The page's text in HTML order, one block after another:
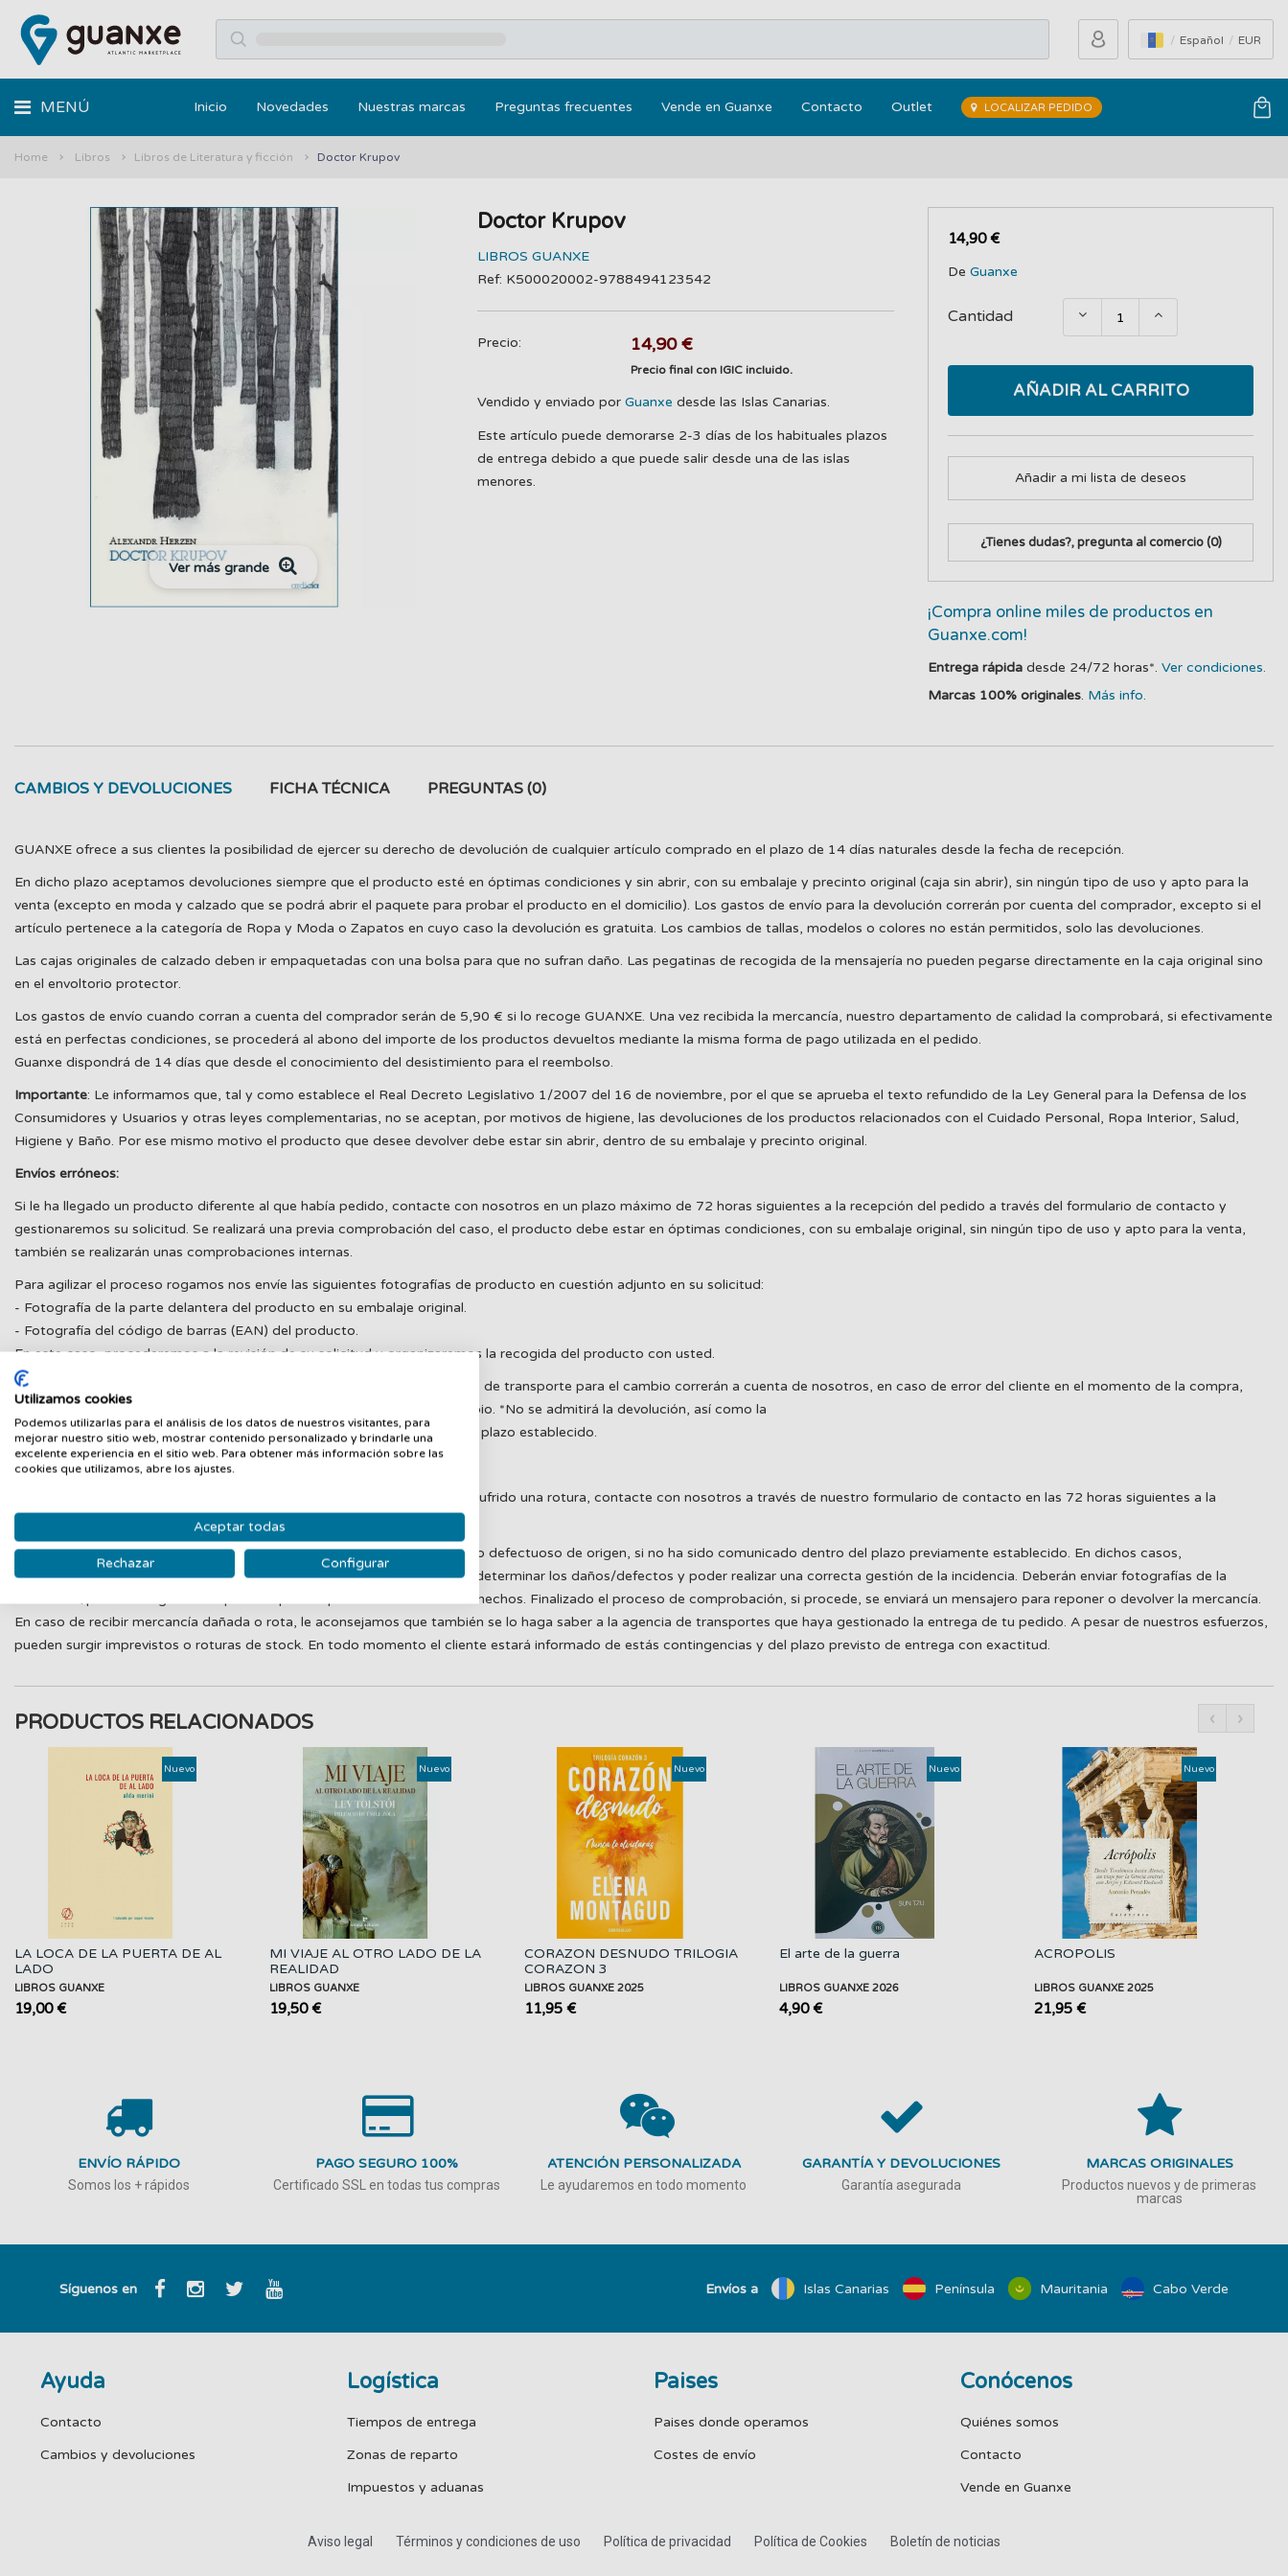
Español EUR
MENÚ Inicio Novedades Nuestras marcas Preguntas frecuentes Vende en Guanxe Contacto Outlet LOCALIZAR PEDIDO
Home Libros Libros de Literatura y ficción Doctor Krupov
Ver más grande
Doctor Krupov
LIBROS GUANXE
Ref: K500020002-9788494123542
Precio: 14,90 €
Precio final con IGIC incluido.
Vendido y enviado por Guanxe desde las Islas Canarias.
Este artículo puede demorarse 2-3 días de los habituales plazos
de entrega debido a que puede salir desde una de las islas
menores.
14,90 €
DeGuanxe
Cantidad
AÑADIR AL CARRITO
Añadir a mi lista de deseos
¿Tienes dudas?, pregunta al comercio(0)
¡Compra online miles de productos en
Guanxe.com!
Entrega rápida desde 24/72 horas*.Ver condiciones.
Marcas 100% originales. Más info.
CAMBIOS Y DEVOLUCIONES FICHA TÉCNICA PREGUNTAS (0)
GUANXE ofrece a sus clientes la posibilidad de ejercer su derecho de devolución de cualquier artículo comprado en el plazo de 14 días naturales desde la fecha de recepción.
En dicho plazo aceptamos devoluciones siempre que el producto esté en óptimas condiciones y sin abrir, con su embalaje y precinto original (caja sin abrir), sin ningún tipo de uso y apto para la
venta (excepto en moda y calzado que se podrá abrir el paquete para probar el producto en el domicilio). Los gastos de envío para la devolución correrán por cuenta del comprador, excepto si el
artículo pertenece a la categoría de Ropa y Moda o Zapatos en cuyo caso la devolución es gratuita. Los cambios de tallas, modelos o colores no están permitidos, solo las devoluciones.
Las cajas originales de calzado deben ir empaquetadas con una bolsa para que no sufran daño. Las pegatinas de recogida de la mensajería no pueden pegarse directamente en la caja original sino
en el envoltorio protector.
Los gastos de envío cuando corran a cuenta del comprador serán de 5,90 € si lo recoge GUANXE. Una vez recibida la mercancía, nuestro departamento de calidad la comprobará, si efectivamente
está en perfectas condiciones, se procederá al abono del importe de los productos devueltos mediante la misma forma de pago utilizada en el pedido.
Guanxe dispondrá de 14 días que desde el conocimiento del desistimiento para el reembolso.
Importante: Le informamos que, tal y como establece el Real Decreto Legislativo 1/2007 del 16 de noviembre, por el que se aprueba el texto refundido de la Ley General para la Defensa de los
Consumidores y Usuarios y otras leyes complementarias, no se aceptan, por motivos de higiene, las devoluciones de los productos relacionados con el Cuidado Personal, Ropa Interior, Salud,
Higiene y Baño. Por ese mismo motivo el producto que desee devolver debe estar sin abrir, dentro de su embalaje y precinto original.
Envíos erróneos:
Si le ha llegado un producto diferente al que había pedido, contacte con nosotros en un plazo máximo de 72 horas siguientes a la recepción del pedido a través del formulario de contacto y
gestionaremos su solicitud. Se realizará una previa comprobación del caso, el producto debe estar en óptimas condiciones, con su embalaje original, sin ningún tipo de uso y apto para la venta,
también se realizarán unas comprobaciones internas.
Para agilizar el proceso rogamos nos envíe las siguientes fotografías de producto en cuestión adjunto en su solicitud:
- Fotografía de la parte delantera del producto en su embalaje original.
- Fotografía del código de barras (EAN) del producto.
En este caso, procederemos a la revisión de su solicitud y organizaremos la recogida del producto con usted.
En caso de un error de GUANXE en la preparación del pedido, los gastos de transporte para el cambio correrán a cuenta de nosotros, en caso de error del cliente en el momento de la compra,
deberá abonar el cliente, el coste del servicio de transporte para el cambio. *No se admitirá la devolución, así como la
reclamación de un artículo faltante, si no ha sido comunicado dentro del plazo establecido.
Roturas o defectos de origen:
En el caso de que su pedido haya llegado defectuoso desde origen o a sufrido una rotura, contacte con nosotros a través de nuestro formulario de contacto en las 72 horas siguientes a la
recepción y gestionaremos su incidencia.
Importante: No se admitirá la devolución de un artículo dañado, así como defectuoso de origen, si no ha sido comunicado dentro del plazo previamente establecido. En dichos casos,
necesitaremos siempre una o varias pruebas del comprador para poder determinar los daños/defectos y poder realizar una correcta gestión de la incidencia. Deberán enviar fotografías de la
mercancía/pedido o alguna otra prueba que nos permita determinar los hechos. Finalizado el proceso de comprobación, si procede, se enviará un mensajero para reponer o devolver la mercancía.
En caso de recibir mercancía dañada o rota, le aconsejamos que también se lo haga saber a la agencia de transportes que haya gestionado la entrega de tu pedido. A pesar de nuestros esfuerzos,
pueden surgir imprevistos o roturas de stock. En todo momento el cliente estará informado de estás contingencias y del plazo previsto de entrega con exactitud.
PRODUCTOS RELACIONADOS ‹ ›
Nuevo
LA LOCA DE LA PUERTA DE AL
LADO
LIBROS GUANXE
19,00 €
Nuevo
MI VIAJE AL OTRO LADO DE LA
REALIDAD
LIBROS GUANXE
19,50 €
Nuevo
CORAZON DESNUDO TRILOGIA
CORAZON 3
LIBROS GUANXE 2025
11,95 €
Nuevo
El arte de la guerra
LIBROS GUANXE 2026
4,90 €
Nuevo
ACROPOLIS
LIBROS GUANXE 2025
21,95 €
ENVÍO RÁPIDO
Somos los + rápidos
PAGO SEGURO 100%
Certificado SSL en todas tus compras
ATENCIÓN PERSONALIZADA
Le ayudaremos en todo momento
GARANTÍA Y DEVOLUCIONES
Garantía asegurada
MARCAS ORIGINALES
Productos nuevos y de primeras
marcas
Síguenos en Envíos a Islas Canarias Península Mauritania Cabo Verde
Ayuda
Contacto
Cambios y devoluciones
Logística
Tiempos de entrega
Zonas de reparto
Impuestos y aduanas
Paises
Paises donde operamos
Costes de envío
Conócenos
Quiénes somos
Contacto
Vende en Guanxe
Aviso legal Términos y condiciones de uso Política de privacidad Política de Cookies Boletín de noticias
Utilizamos cookies
Podemos utilizarlas para el análisis de los datos de nuestros visitantes, para
mejorar nuestro sitio web, mostrar contenido personalizado y brindarle una
excelente experiencia en el sitio web. Para obtener más información sobre las
cookies que utilizamos, abre los ajustes.
Aceptar todas
Rechazar Configurar